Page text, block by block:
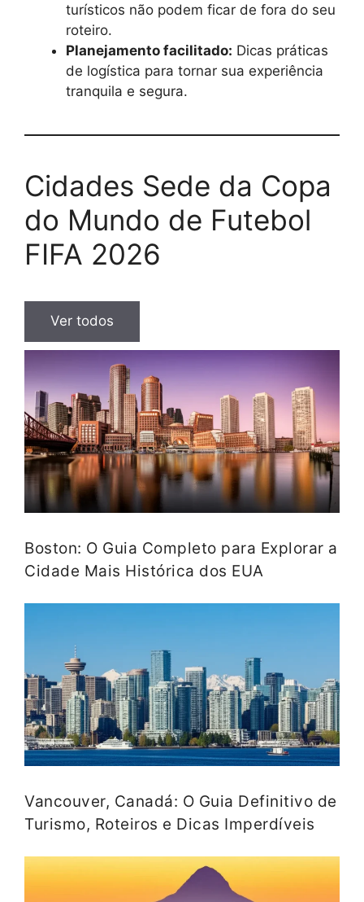
turísticos não podem ficar de fora do seu
roteiro.
Planejamento facilitado: Dicas práticas
de logística para tornar sua experiência
tranquila e segura.
Cidades Sede da Copa
do Mundo de Futebol
FIFA 2026
Ver todos
Boston: O Guia Completo para Explorar a
Cidade Mais Histórica dos EUA
Vancouver, Canadá: O Guia Definitivo de
Turismo, Roteiros e Dicas Imperdíveis